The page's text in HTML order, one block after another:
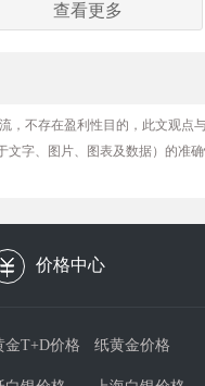
查看更多
，不存在盈利性目的，此文观
字、图片、图表及数据）的准
价格中心
金T+D价格 纸黄金价格